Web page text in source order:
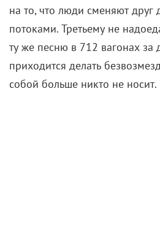
на то, что люди сменяют друг
потоками. Третьему не
ту же песню в 712 вагонах за
приходится делать
собой больше никто не носит.